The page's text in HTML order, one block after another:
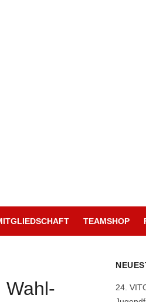
TEAMSHOP
Wahl-
24.